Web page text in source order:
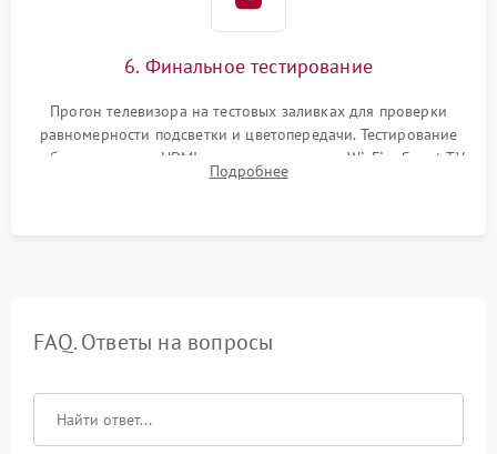
6. Финальное тестирование
Прогон телевизора на тестовых заливках для проверки
равномерности подсветки и цветопередачи. Тестирование
работы разъемов HDMI, динамиков, модуля Wi-Fi и Smart TV
в рабочем режиме в течение нескольких часов.
Подробнее
FAQ. Ответы на вопросы